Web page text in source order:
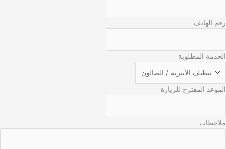
رقم الهاتف
الخدمة المطلوبة
الموعد المقترح للزيارة
ملاحظات